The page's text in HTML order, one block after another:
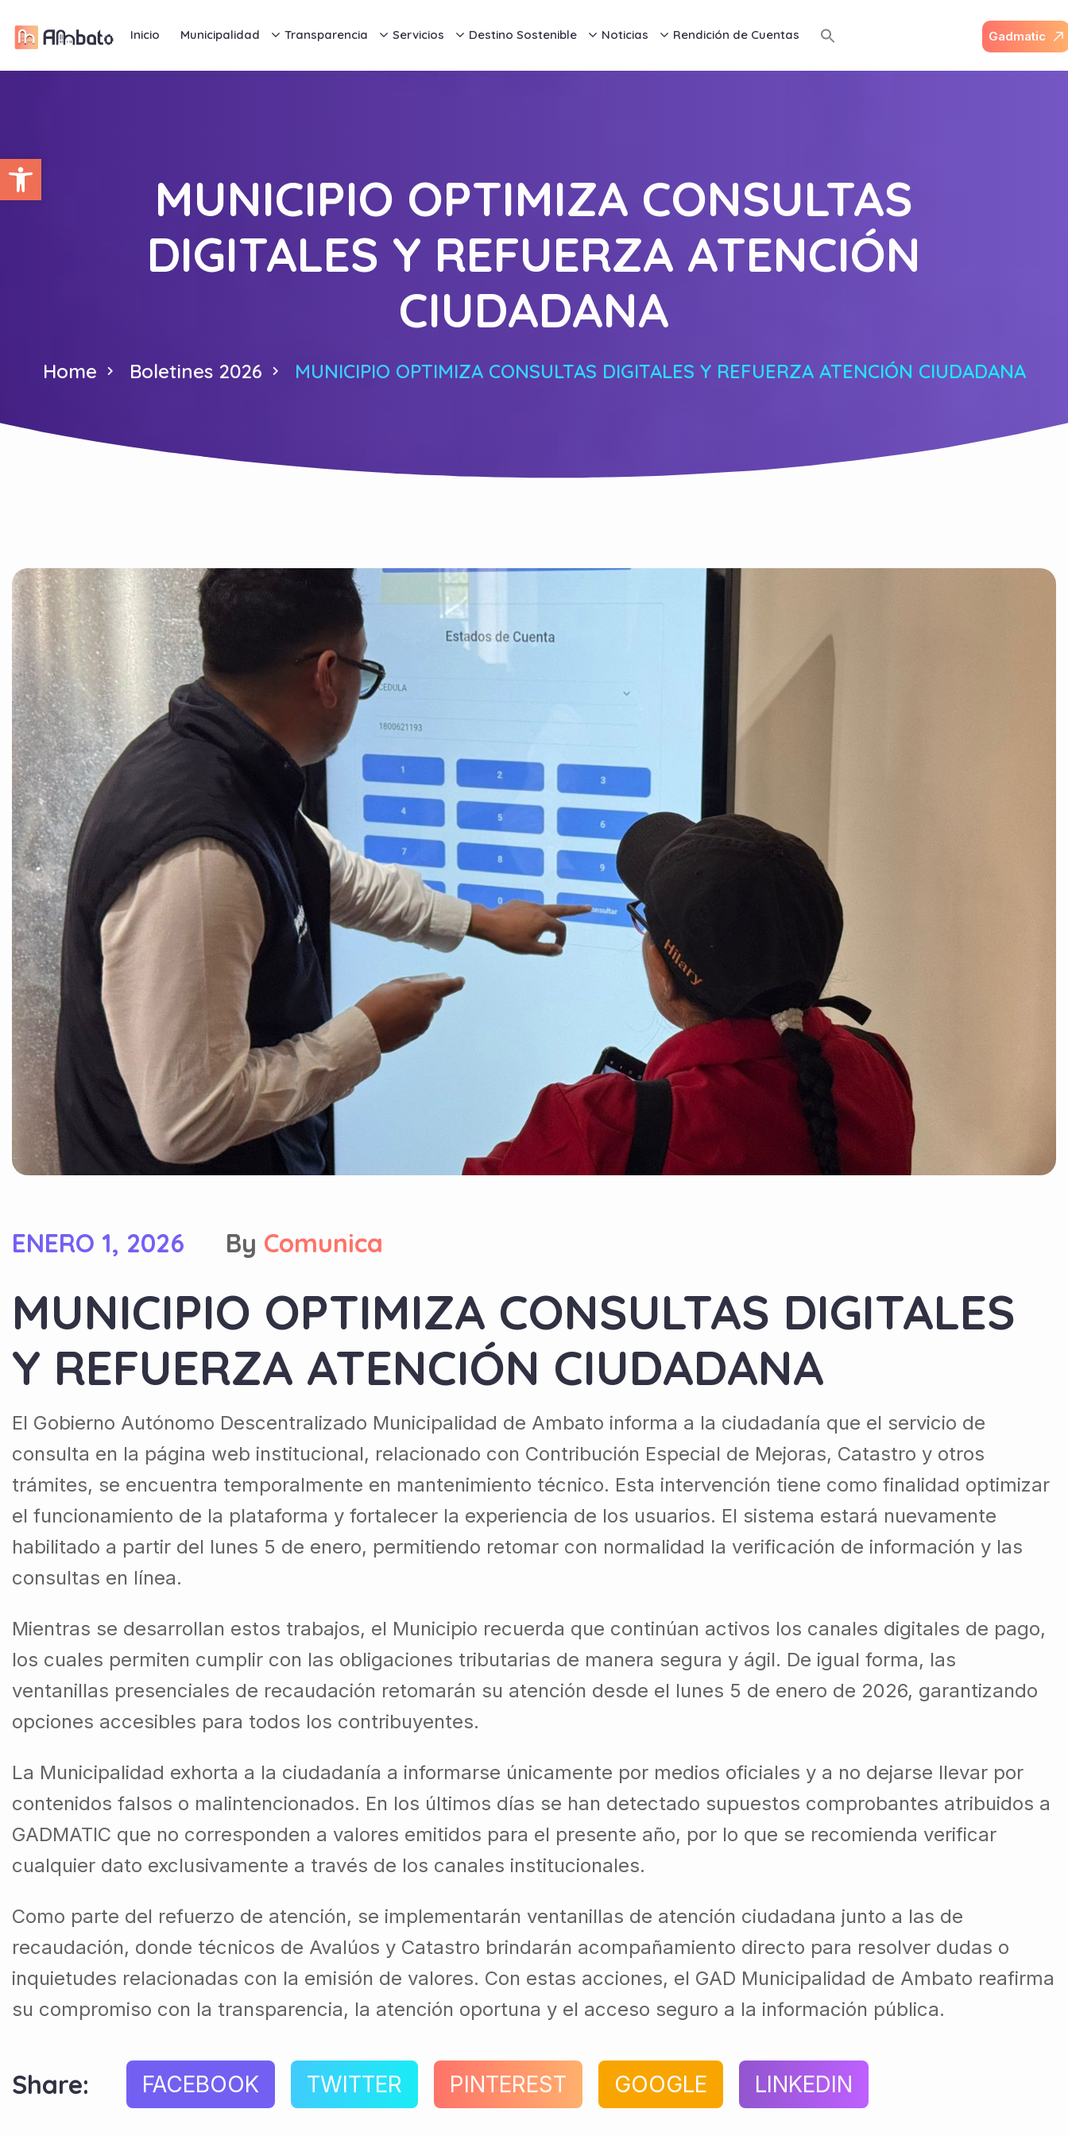
Abrir barra de herramientas
Inicio Municipalidad Transparencia Servicios Destino Sostenible Noticias Rendición de Cuentas Gadmatic
MUNICIPIO OPTIMIZA CONSULTAS
DIGITALES Y REFUERZA ATENCIÓN
CIUDADANA
Home Boletines 2026 MUNICIPIO OPTIMIZA CONSULTAS DIGITALES Y REFUERZA ATENCIÓN CIUDADANA
ENERO 1, 2026 By Comunica
MUNICIPIO OPTIMIZA CONSULTAS DIGITALES
Y REFUERZA ATENCIÓN CIUDADANA
El Gobierno Autónomo Descentralizado Municipalidad de Ambato informa a la ciudadanía que el servicio de
consulta en la página web institucional, relacionado con Contribución Especial de Mejoras, Catastro y otros
trámites, se encuentra temporalmente en mantenimiento técnico. Esta intervención tiene como finalidad optimizar
el funcionamiento de la plataforma y fortalecer la experiencia de los usuarios. El sistema estará nuevamente
habilitado a partir del lunes 5 de enero, permitiendo retomar con normalidad la verificación de información y las
consultas en línea.
Mientras se desarrollan estos trabajos, el Municipio recuerda que continúan activos los canales digitales de pago,
los cuales permiten cumplir con las obligaciones tributarias de manera segura y ágil. De igual forma, las
ventanillas presenciales de recaudación retomarán su atención desde el lunes 5 de enero de 2026, garantizando
opciones accesibles para todos los contribuyentes.
La Municipalidad exhorta a la ciudadanía a informarse únicamente por medios oficiales y a no dejarse llevar por
contenidos falsos o malintencionados. En los últimos días se han detectado supuestos comprobantes atribuidos a
GADMATIC que no corresponden a valores emitidos para el presente año, por lo que se recomienda verificar
cualquier dato exclusivamente a través de los canales institucionales.
Como parte del refuerzo de atención, se implementarán ventanillas de atención ciudadana junto a las de
recaudación, donde técnicos de Avalúos y Catastro brindarán acompañamiento directo para resolver dudas o
inquietudes relacionadas con la emisión de valores. Con estas acciones, el GAD Municipalidad de Ambato reafirma
su compromiso con la transparencia, la atención oportuna y el acceso seguro a la información pública.
Share: FACEBOOK TWITTER PINTEREST GOOGLE LINKEDIN